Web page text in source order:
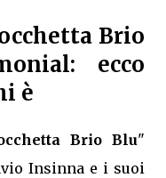
Brio
ecco
è
Brio Blu"
Insinna e i suoi